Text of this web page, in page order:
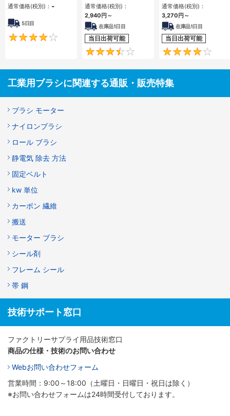
通常価格(税別)： -
5日目
4.1
通常価格(税別)：
2,940円～
在庫品1日目
当日出荷可能
3.4
通常価格(税別)：
3,270円～
在庫品1日目
当日出荷可能
工業用ブラシに関連する通販・販売特集
ブラシ モーター
ナイロンブラシ
ロール ブラシ
静電気 除去 方法
固定ベルト
kw 単位
カーボン 繊維
搬送
モーター ブラシ
シール剤
フレーム シール
帯 鋼
技術サポート窓口
ファクトリーサプライ用品技術窓口
商品の仕様・技術のお問い合わせ
Webお問い合わせフォーム
営業時間：9:00～18:00（土曜日・日曜日・祝日は除く）
※お問い合わせフォームは24時間受付しております。